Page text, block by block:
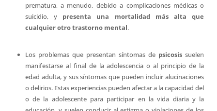
prematura, a menudo, debido a complicaciones médicas o
suicidio, y presenta una mortalidad más alta que
cualquier otro trastorno mental.
Los problemas que presentan síntomas de psicosissuelen
manifestarse al final de la adolescencia o al principio de la
edad adulta, y sus síntomas que pueden incluir alucinaciones
o delirios. Estas experiencias pueden afectar a la capacidad del
o de la adolescente para participar en la vida diaria y la